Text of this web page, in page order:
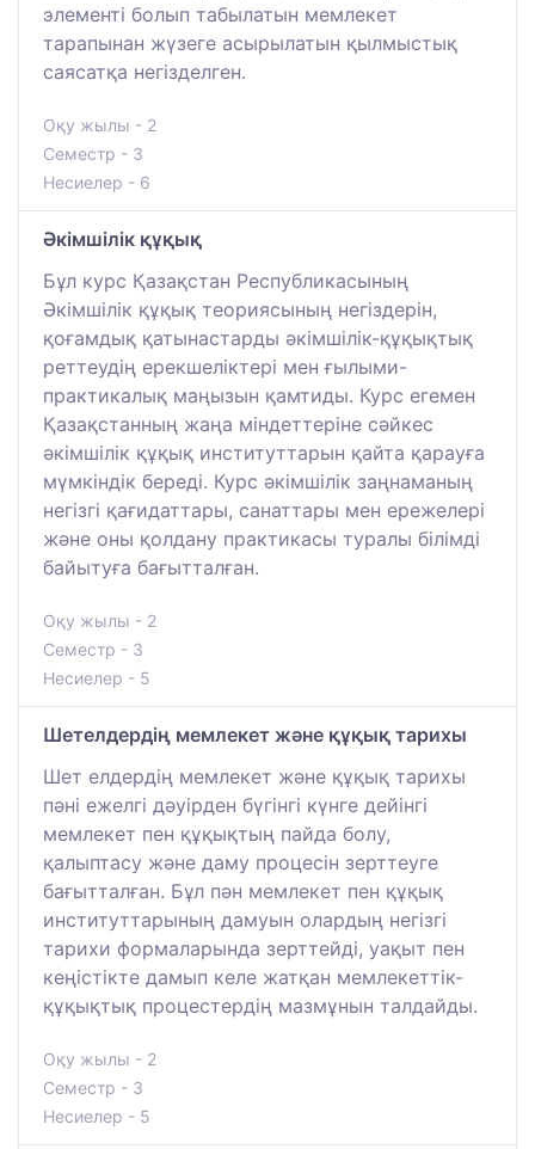
элементі болып табылатын мемлекет
тарапынан жүзеге асырылатын қылмыстық
саясатқа негізделген.
Оқу жылы - 2
Семестр - 3
Несиелер - 6
Әкімшілік құқық
Бұл курс Қазақстан Республикасының
Әкімшілік құқық теориясының негіздерін,
қоғамдық қатынастарды әкімшілік-құқықтық
реттеудің ерекшеліктері мен ғылыми-
практикалық маңызын қамтиды. Курс егемен
Қазақстанның жаңа міндеттеріне сәйкес
әкімшілік құқық институттарын қайта қарауға
мүмкіндік береді. Курс әкімшілік заңнаманың
негізгі қағидаттары, санаттары мен ережелері
және оны қолдану практикасы туралы білімді
байытуға бағытталған.
Оқу жылы - 2
Семестр - 3
Несиелер - 5
Шетелдердің мемлекет және құқық тарихы
Шет елдердің мемлекет және құқық тарихы
пәні ежелгі дәуірден бүгінгі күнге дейінгі
мемлекет пен құқықтың пайда болу,
қалыптасу және даму процесін зерттеуге
бағытталған. Бұл пән мемлекет пен құқық
институттарының дамуын олардың негізгі
тарихи формаларында зерттейді, уақыт пен
кеңістікте дамып келе жатқан мемлекеттік-
құқықтық процестердің мазмұнын талдайды.
Оқу жылы - 2
Семестр - 3
Несиелер - 5